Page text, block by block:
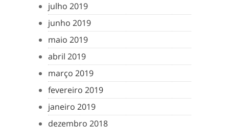
julho 2019
junho 2019
maio 2019
abril 2019
março 2019
fevereiro 2019
janeiro 2019
dezembro 2018